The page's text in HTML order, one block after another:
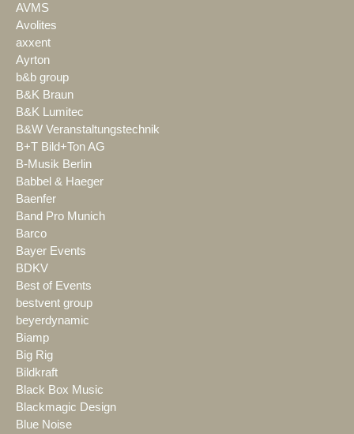
AVMS
Avolites
axxent
Ayrton
b&b group
B&K Braun
B&K Lumitec
B&W Veranstaltungstechnik
B+T Bild+Ton AG
B-Musik Berlin
Babbel & Haeger
Baenfer
Band Pro Munich
Barco
Bayer Events
BDKV
Best of Events
bestvent group
beyerdynamic
Biamp
Big Rig
Bildkraft
Black Box Music
Blackmagic Design
Blue Noise